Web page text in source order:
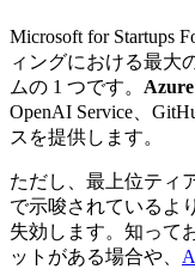
Microsoft for Startups
ィングにおける最大
ムの 1 つです。
OpenAI Service、
スを提供します。
ただし、最上位ティ
で示唆されているよ
失効します。知って
ットがある場合や、